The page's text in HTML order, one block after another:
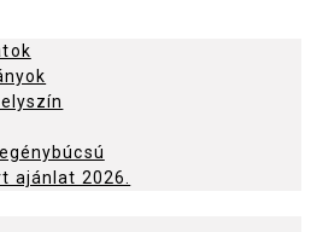
ajánlat 2026.